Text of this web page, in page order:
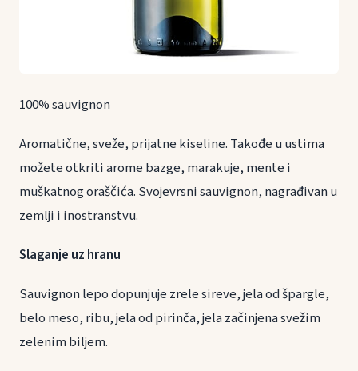
100% sauvignon
Aromatične, sveže, prijatne kiseline. Takođe u ustima
možete otkriti arome bazge, marakuje, mente i
muškatnog oraščića. Svojevrsni sauvignon, nagrađivan u
zemlji i inostranstvu.
Slaganje uz hranu
Sauvignon lepo dopunjuje zrele sireve, jela od špargle,
belo meso, ribu, jela od pirinča, jela začinjena svežim
zelenim biljem.